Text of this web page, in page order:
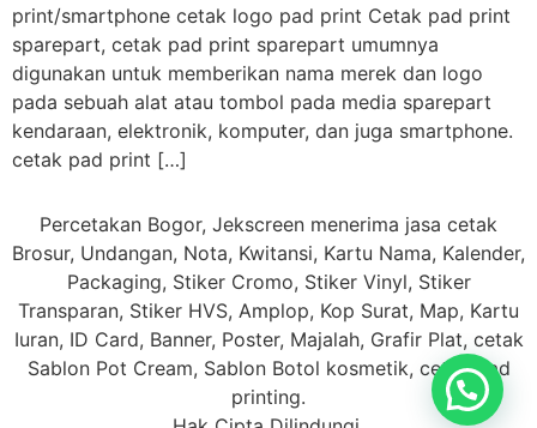
print/smartphone cetak logo pad print Cetak pad print
sparepart, cetak pad print sparepart umumnya
digunakan untuk memberikan nama merek dan logo
pada sebuah alat atau tombol pada media sparepart
kendaraan, elektronik, komputer, dan juga smartphone.
cetak pad print […]
Percetakan Bogor, Jekscreen menerima jasa cetak
Brosur, Undangan, Nota, Kwitansi, Kartu Nama, Kalender,
Packaging, Stiker Cromo, Stiker Vinyl, Stiker
Transparan, Stiker HVS, Amplop, Kop Surat, Map, Kartu
Iuran, ID Card, Banner, Poster, Majalah, Grafir Plat, cetak
Sablon Pot Cream, Sablon Botol kosmetik, cetak Pad
printing.